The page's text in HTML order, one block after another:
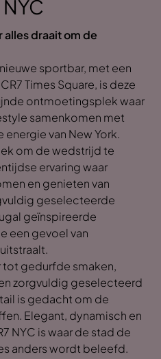
draait om de
sportbar, met een
Times Square, is deze
ontmoetingsplek waar
samenkomen met
van New York.
om de wedstrijd te
ervaring waar
en genieten van
geselecteerde
geïnspireerde
een gevoel van
tot gedurfde smaken,
zorgvuldig geselecteerd
is gedacht om de
Elegant, dynamisch en
NYC is waar de stad de
anders wordt beleefd.